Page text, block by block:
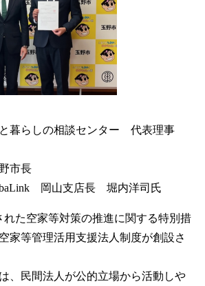
らしの相談センター 代表理事
市長
岡山支店長 堀内洋司氏
た空家等対策の推進に関する特別措
家等管理活用支援法人制度が創設さ
、民間法人が公的立場から活動しや